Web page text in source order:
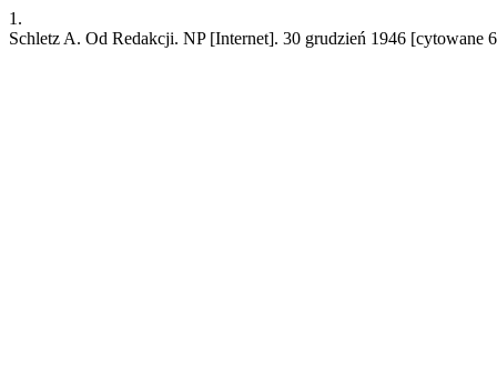
1.
Schletz A. Od Redakcji. NP [Internet]. 30 grudzień 1946 [cytowane